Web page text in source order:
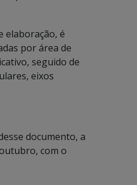
elaboração, é
por área de
seguido de
eixos
documento, a
com o